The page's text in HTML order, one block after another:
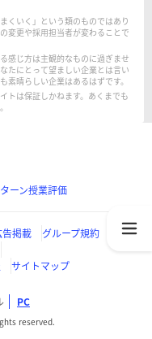
くいく」という類のものではあり
変更や採用担当者が変わることで
感じ方は主観的なものに過ぎませ
たにとって望ましい企業とは言い
素晴らしい企業はあるはずです。
トは保証しかねます。あくまでも
ーン授業評価
告掲載
グループ規約
サイトマップ
PC
reserved.